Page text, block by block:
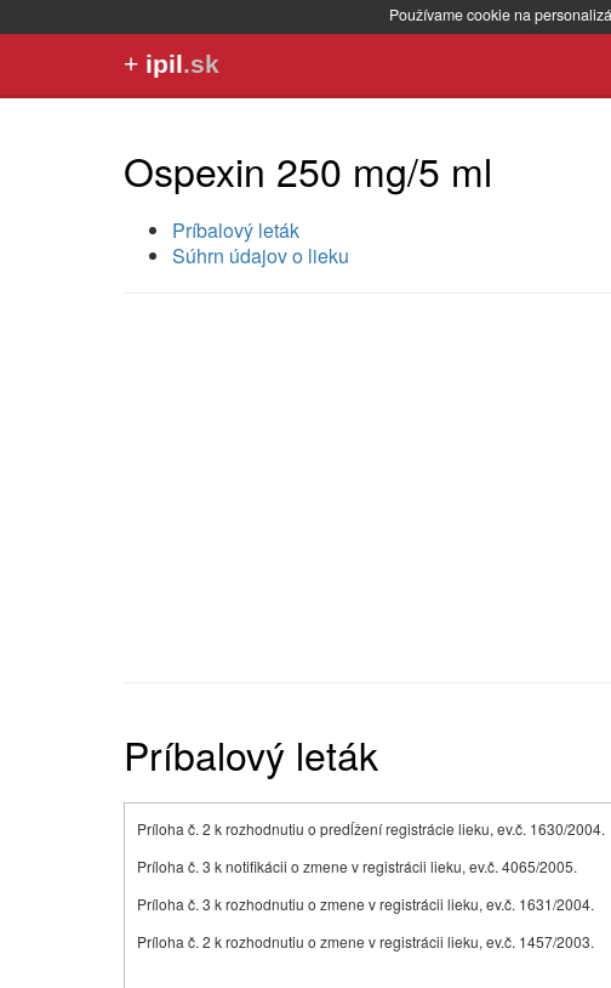
Používame cookie na
+ ipil.sk
Ospexin 250 mg/5 ml
Príbalový leták
Súhrn údajov o lieku
Príbalový leták
Príloha č. 2 k rozhodnutiu o predĺžení registrácie lieku, ev.č. 1630/2004.
Príloha č. 3 k notifikácii o zmene v registrácii lieku, ev.č. 4065/2005.
Príloha č. 3 k rozhodnutiu o zmene v registrácii lieku, ev.č. 1631/2004.
Príloha č. 2 k rozhodnutiu o zmene v registrácii lieku, ev.č. 1457/2003.